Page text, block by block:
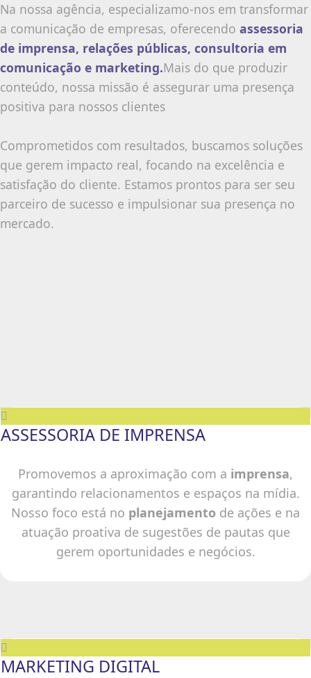
Na nossa agência, especializamo-nos em transformar
a comunicação de empresas, oferecendo assessoria
de imprensa, relações públicas, consultoria em
comunicação e marketing.Mais do que produzir
conteúdo, nossa missão é assegurar uma presença
positiva para nossos clientes
Comprometidos com resultados, buscamos soluções
que gerem impacto real, focando na excelência e
satisfação do cliente. Estamos prontos para ser seu
parceiro de sucesso e impulsionar sua presença no
mercado.
ASSESSORIA DE IMPRENSA
Promovemos a aproximação com a imprensa,
garantindo relacionamentos e espaços na mídia.
Nosso foco está no planejamento de ações e na
atuação proativa de sugestões de pautas que
gerem oportunidades e negócios.
MARKETING DIGITAL